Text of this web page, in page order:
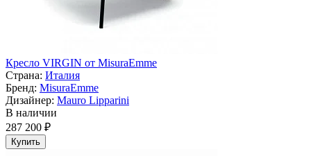
Кресло VIRGIN от MisuraEmme
Страна: Италия
Бренд: MisuraEmme
Дизайнер: Mauro Lipparini
В наличии
287 200 ₽
Купить